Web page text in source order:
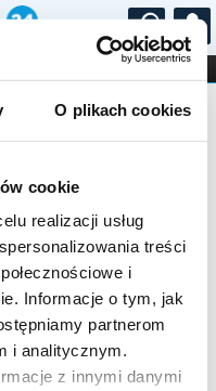
O plikach cookies
cookie
realizacji usług
treści
i
Informacje o tym, jak
partnerom
i analitycznym.
z innymi danymi
...
STAND-UP
na wydarzenie